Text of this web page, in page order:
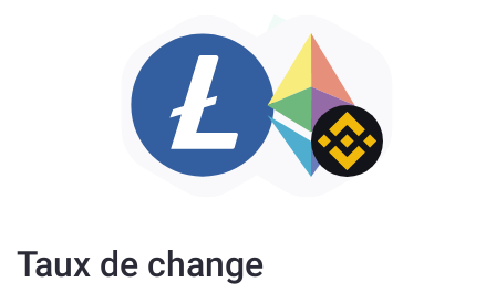
Taux de change